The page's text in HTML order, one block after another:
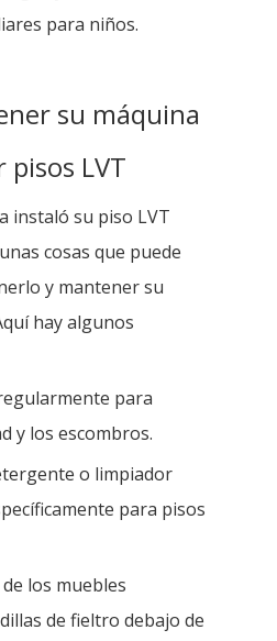
para niños.
su máquina
LVT
instaló su piso LVT
cosas que puede
y mantener su
hay algunos
para
y los escombros.
o limpiador
para pisos
los muebles
de fieltro debajo de